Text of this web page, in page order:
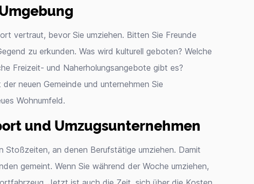
vertraut, bevor Sie umziehen. Bitten Sie Freunde
zu erkunden. Was wird kulturell geboten? Welche
Freizeit- und Naherholungsangebote gibt es?
neuen Gemeinde und unternehmen Sie
Wohnumfeld.
und Umzugsunternehmen
Stoßzeiten, an denen Berufstätige umziehen. Damit
gemeint. Wenn Sie während der Woche umziehen,